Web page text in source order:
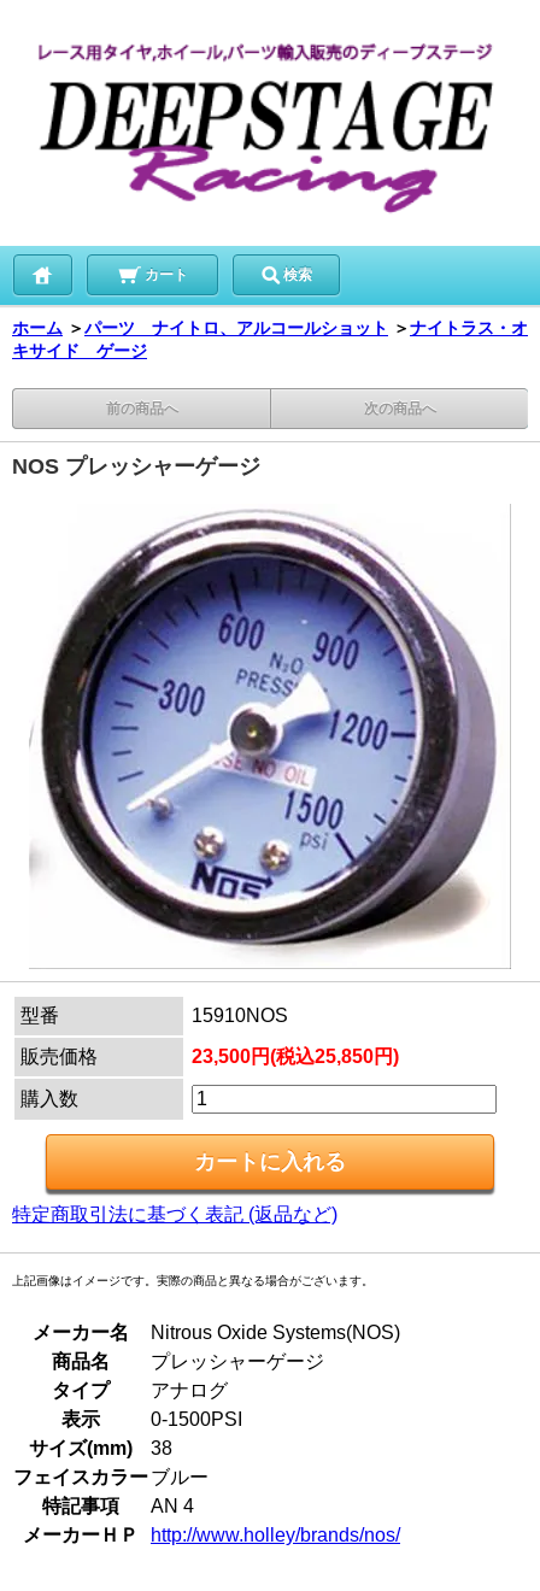
カート 検索
ホーム ＞パーツ ナイトロ、アルコールショット ＞ナイトラス・オ
キサイド ゲージ
前の商品へ 次の商品へ
NOS プレッシャーゲージ
型番
15910NOS
販売価格
23,500円(税込25,850円)
購入数
特定商取引法に基づく表記 (返品など)
上記画像はイメージです。実際の商品と異なる場合がございます。
メーカー名
Nitrous Oxide Systems(NOS)
商品名
プレッシャーゲージ
タイプ
アナログ
表示
0-1500PSI
サイズ(mm)
38
フェイスカラーブルー
特記事項
AN 4
メーカーＨＰ
http://www.holley/brands/nos/